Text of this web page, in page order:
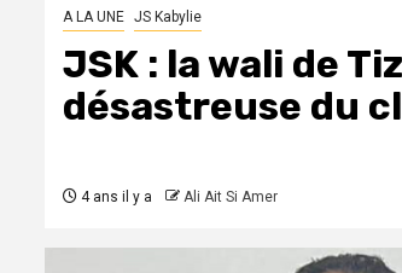
A LA UNE JS Kabylie
JSK : la wali de
désastreuse du
4 ans il y a Ali Ait Si Amer